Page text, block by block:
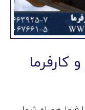
کارفرما